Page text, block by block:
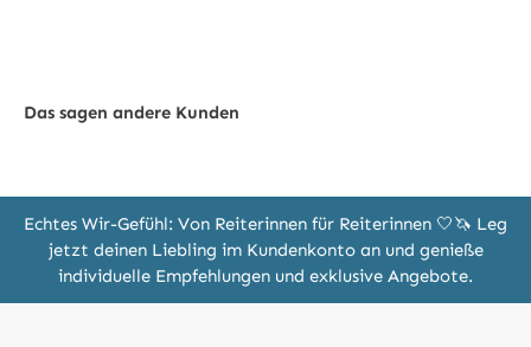
Das sagen andere Kunden
Echtes Wir-Gefühl: Von Reiterinnen für Reiterinnen 🤍🦄 Leg
jetzt deinen Liebling im Kundenkonto an und genieße
individuelle Empfehlungen und exklusive Angebote.